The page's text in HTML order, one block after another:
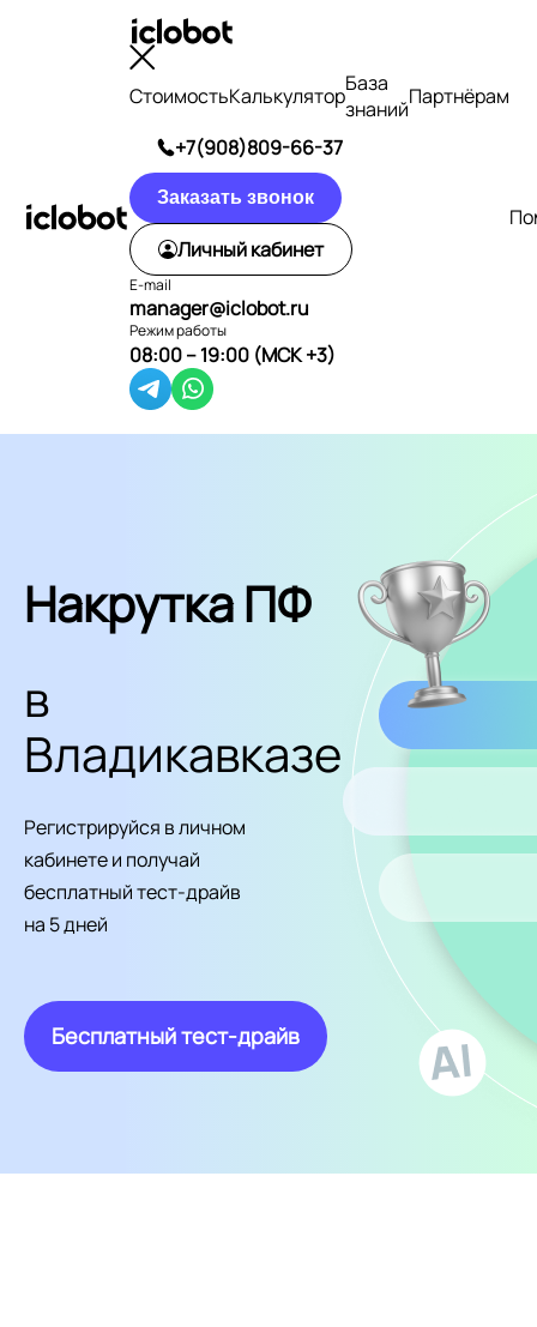
СтоимостьКалькуляторБаза
знанийПартнёрам
+7(908)809-66-37
Заказать звонок
Личный кабинет
E-mail
manager@iclobot.ru
Режим работы
08:00 – 19:00 (МСК +3)
Накрутка ПФ
в
Владикавказе
Регистрируйся в личном
кабинете и получай
бесплатный тест-драйв
на 5 дней
Бесплатный тест-драйв